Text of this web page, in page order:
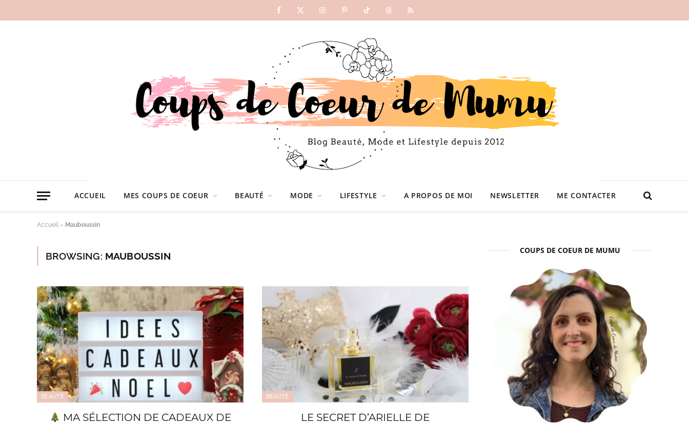
Facebook
X
InstagramPinterestTikTokThreadsRSS
ACCUEIL MES COUPS DE COEUR BEAUTÉ MODE LIFESTYLE A PROPOS DE MOI NEWSLETTER ME CONTACTER
Accueil » Mauboussin
BROWSING: MAUBOUSSIN
BEAUTÉ
MA SÉLECTION DE CADEAUX DE
BEAUTÉ
LE SECRET D’ARIELLE DE
COUPS DE COEUR DE MUMU